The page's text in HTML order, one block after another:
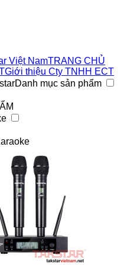
TRANG CHỦ
Giới thiệu Cty TNHH ECT
Danh mục sản phẩm